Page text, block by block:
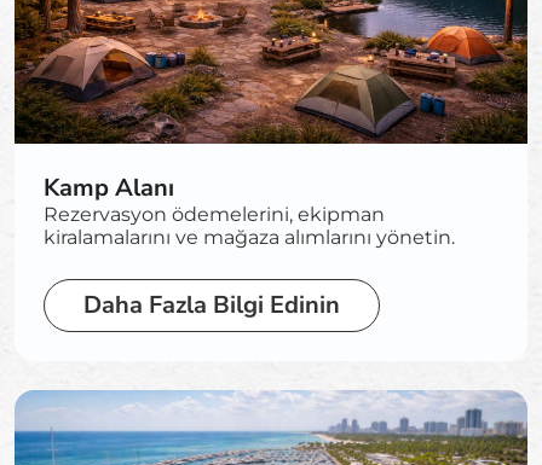
Kamp Alanı
Rezervasyon ödemelerini, ekipman
kiralamalarını ve mağaza alımlarını yönetin.
Daha Fazla Bilgi Edinin